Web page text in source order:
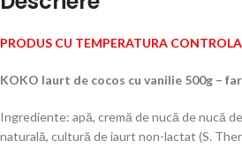
PRODUS CU TEMPERATURA
KOKO Iaurt de cocos cu vanilie 500g –
Ingrediente: apă, cremă de nucă de nucă
naturală, cultură de iaurt non-lactat (S.